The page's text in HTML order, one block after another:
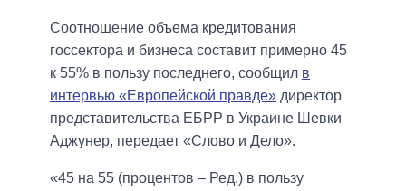
Соотношение объема кредитования
госсектора и бизнеса составит примерно 45
к 55% в пользу последнего, сообщил в
интервью «Европейской правде» директор
представительства ЕБРР в Украине Шевки
Аджунер, передает «Слово и Дело».
«45 на 55 (процентов – Ред.) в пользу